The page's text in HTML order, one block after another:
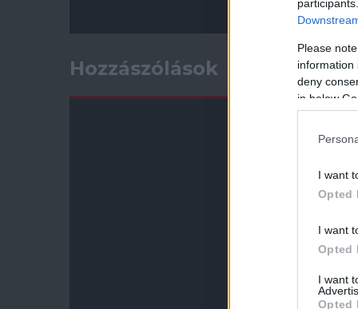
Please
information
deny
in below
I want
Opted
I want
Opted
I want
Opted
Hozzászólások